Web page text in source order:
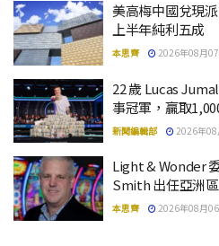
美高梅中國兌現
上半年純利五成
本思齊 2026年08月
22 歲 Lucas
事冠軍，贏取
新聞編輯部 2026年
Light & Wonder
Smith 出任亞洲
本思齊 2026年08月